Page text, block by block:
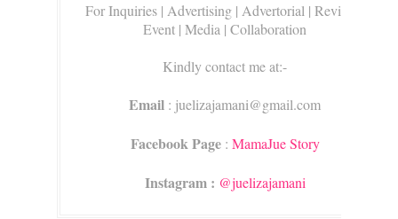
For Inquiries | Advertising | Advertorial | Review |
Event | Media | Collaboration
Kindly contact me at:-
Email : juelizajamani@gmail.com
Facebook Page: MamaJue Story
Instagram : @juelizajamani